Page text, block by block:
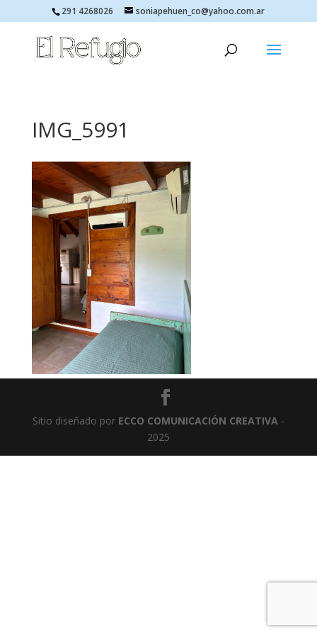
291 4268026 soniapehuen_co@yahoo.com.ar
IMG_5991
Sitio diseñado por ECCO COMUNICACIÓN CREATIVA-
2025